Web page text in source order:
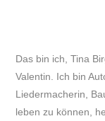
Das bin ich, Tina
Valentin. Ich bin
Liedermacherin,
leben zu können,